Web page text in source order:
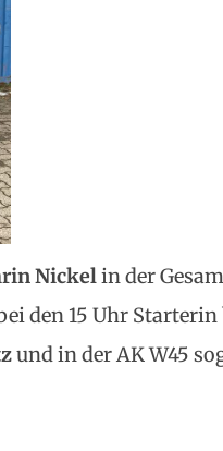
Nickelin der
den 15 Uhr Starterin
und in der AK W45